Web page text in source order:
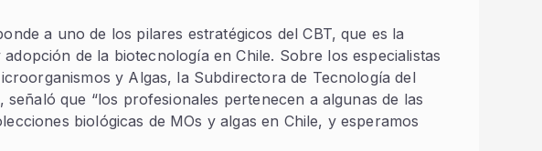
a uno de los pilares estratégicos del CBT, que es la
de la biotecnología en Chile. Sobre los especialistas
y Algas, la Subdirectora de Tecnología del
que “los profesionales pertenecen a algunas de las
biológicas de MOs y algas en Chile, y esperamos